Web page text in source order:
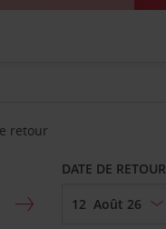
retour
DATE DE RETOUR